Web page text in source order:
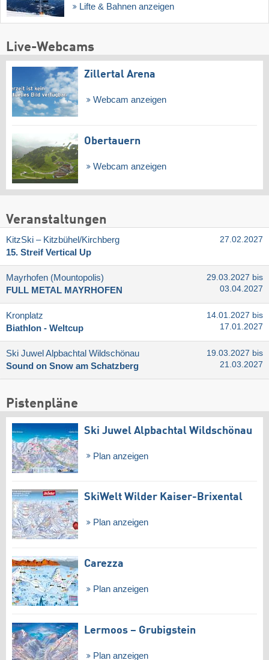
Lifte & Bahnen anzeigen
Live-Webcams
Zillertal Arena
Webcam anzeigen
Obertauern
Webcam anzeigen
Veranstaltungen
KitzSki – Kitzbühel/​Kirchberg
15. Streif Vertical Up
27.02.2027
Mayrhofen (Mountopolis)
FULL METAL MAYRHOFEN
29.03.2027 bis
03.04.2027
Kronplatz
Biathlon - Weltcup
14.01.2027 bis
17.01.2027
Ski Juwel Alpbachtal Wildschönau
Sound on Snow am Schatzberg
19.03.2027 bis
21.03.2027
Pistenpläne
Ski Juwel Alpbachtal Wildschönau
Plan anzeigen
SkiWelt Wilder Kaiser-Brixental
Plan anzeigen
Carezza
Plan anzeigen
Lermoos – Grubigstein
Plan anzeigen